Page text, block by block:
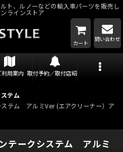
ト、ルノーなどの輸入車パーツを販売し
ラインストア
カート
問い合わせ
利用案内 取付予約／取付店紹介
テム
テム アルミVer (エアクリーナー）ア
テークシステム アルミ